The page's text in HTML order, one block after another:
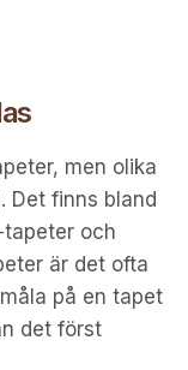
men olika
Det finns bland
och
är det ofta
på en tapet
det först